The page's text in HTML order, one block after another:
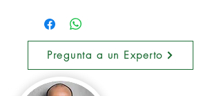
Pregunta a un Experto